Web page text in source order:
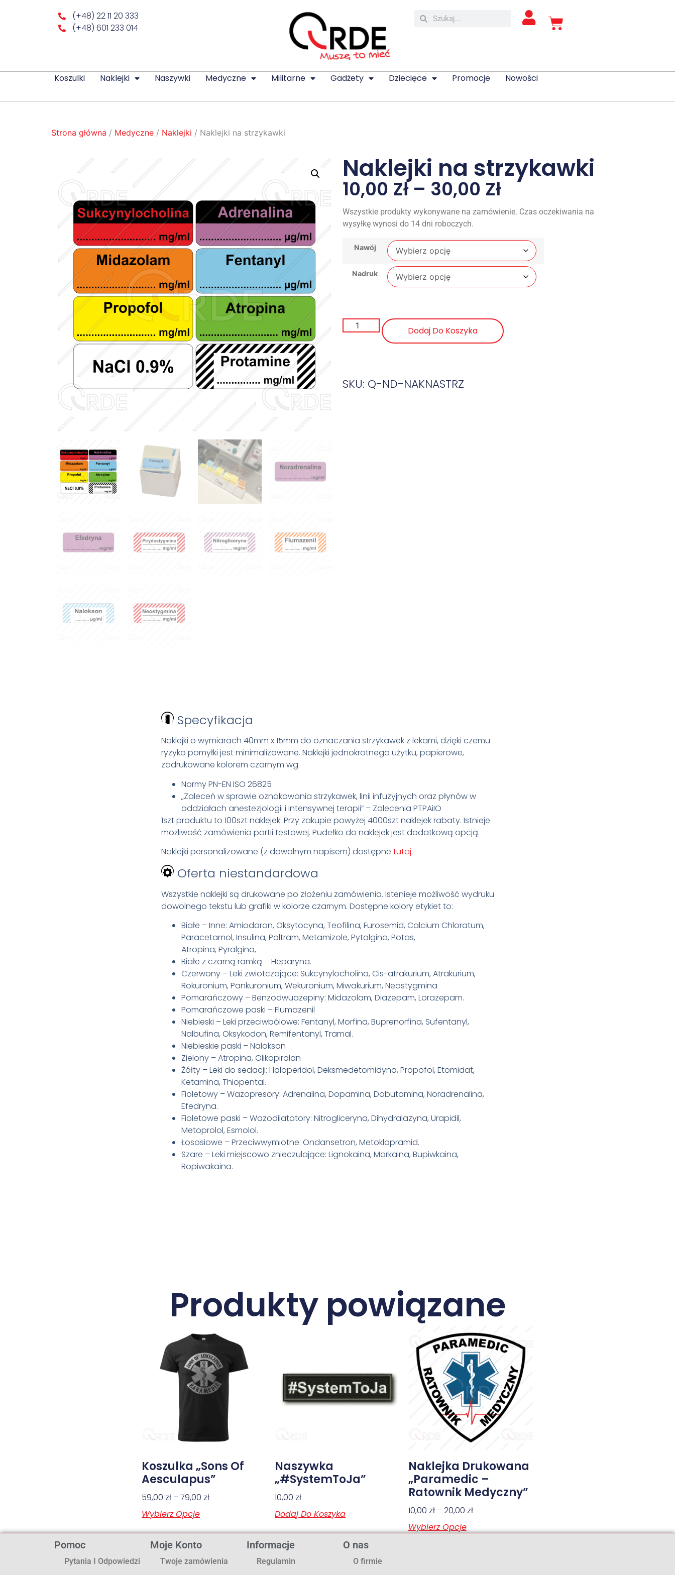
(+48) 22 11 20 333
(+48) 601 233 014
Koszulki Naklejki Naszywki Medyczne Militarne Gadżety Dziecięce Promocje Nowości
Strona główna / Medyczne / Naklejki / Naklejki na strzykawki
Naklejki na strzykawki
10,00 Zł – 30,00 Zł
Wszystkie produkty wykonywane na zamówienie. Czas oczekiwania na
wysyłkę wynosi do 14 dni roboczych.
Nawój
Nadruk
Dodaj Do Koszyka
SKU: Q-ND-NAKNASTRZ
Specyfikacja
Naklejki o wymiarach 40mm x 15mm do oznaczania strzykawek z lekami, dzięki czemu
ryzyko pomyłki jest minimalizowane. Naklejki jednokrotnego użytku, papierowe,
zadrukowane kolorem czarnym wg.
Normy PN-EN ISO 26825
„Zaleceń w sprawie oznakowania strzykawek, linii infuzyjnych oraz płynów w
oddziałach anestezjologii i intensywnej terapii” – Zalecenia PTPAiIO
1szt produktu to 100szt naklejek. Przy zakupie powyżej 4000szt naklejek rabaty. Istnieje
możliwość zamówienia partii testowej. Pudełko do naklejek jest dodatkową opcją.
Naklejki personalizowane (z dowolnym napisem) dostępne tutaj.
Oferta niestandardowa
Wszystkie naklejki są drukowane po złożeniu zamówienia. Istenieje możliwość wydruku
dowolnego tekstu lub grafiki w kolorze czarnym. Dostępne kolory etykiet to:
Białe – Inne: Amiodaron, Oksytocyna, Teofilina, Furosemid, Calcium Chloratum,
Paracetamol, Insulina, Poltram, Metamizole, Pytalgina, Potas,
Atropina, Pyralgina,
Białe z czarną ramką –Heparyna.
Czerwony – Leki zwiotczające: Sukcynylocholina, Cis-atrakurium, Atrakurium,
Rokuronium, Pankuronium, Wekuronium, Miwakurium, Neostygmina
Pomarańczowy – Benzodwuazepiny: Midazolam, Diazepam, Lorazepam.
Pomarańczowe paski –Flumazenil
Niebieski – Leki przeciwbólowe: Fentanyl, Morfina, Buprenorfina, Sufentanyl,
Nalbufina, Oksykodon, Remifentanyl, Tramal.
Niebieskie paski – Nalokson
Zielony – Atropina, Glikopirolan
Żółty – Leki do sedacji: Haloperidol, Deksmedetomidyna, Propofol, Etomidat,
Ketamina, Thiopental.
Fioletowy – Wazopresory: Adrenalina, Dopamina, Dobutamina, Noradrenalina,
Efedryna.
Fioletowe paski – Wazodilatatory: Nitrogliceryna, Dihydralazyna, Urapidil,
Metoprolol, Esmolol.
Łososiowe – Przeciwwymiotne: Ondansetron, Metoklopramid.
Szare – Leki miejscowo znieczulające: Lignokaina, Markaina, Bupiwkaina,
Ropiwakaina.
Produkty powiązane
Koszulka „Sons Of
Aesculapus”
59,00 zł –79,00 zł
Wybierz Opcje
Naszywka
„#SystemToJa”
10,00 zł
Dodaj Do Koszyka
Naklejka Drukowana
„Paramedic –
Ratownik Medyczny”
10,00 zł –20,00 zł
Wybierz Opcje
Pomoc
Pytania I Odpowiedzi
Moje Konto
Twoje zamówienia
Informacje
Regulamin
O nas
O firmie